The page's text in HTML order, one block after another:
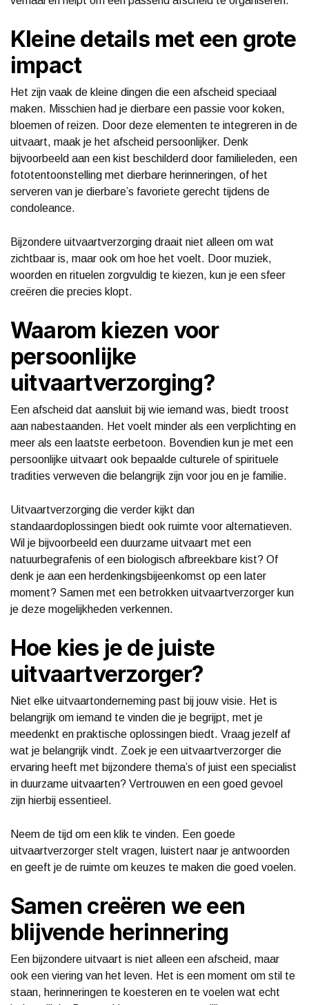
Kleine details met een grote
impact
Het zijn vaak de kleine dingen die een afscheid speciaal
maken. Misschien had je dierbare een passie voor koken,
bloemen of reizen. Door deze elementen te integreren in de
uitvaart, maak je het afscheid persoonlijker. Denk
bijvoorbeeld aan een kist beschilderd door familieleden, een
fototentoonstelling met dierbare herinneringen, of het
serveren van je dierbare’s favoriete gerecht tijdens de
condoleance.
Bijzondere uitvaartverzorging draait niet alleen om wat
zichtbaar is, maar ook om hoe het voelt. Door muziek,
woorden en rituelen zorgvuldig te kiezen, kun je een sfeer
creëren die precies klopt.
Waarom kiezen voor
persoonlijke
uitvaartverzorging?
Een afscheid dat aansluit bij wie iemand was, biedt troost
aan nabestaanden. Het voelt minder als een verplichting en
meer als een laatste eerbetoon. Bovendien kun je met een
persoonlijke uitvaart ook bepaalde culturele of spirituele
tradities verweven die belangrijk zijn voor jou en je familie.
Uitvaartverzorging die verder kijkt dan
standaardoplossingen biedt ook ruimte voor alternatieven.
Wil je bijvoorbeeld een duurzame uitvaart met een
natuurbegrafenis of een biologisch afbreekbare kist? Of
denk je aan een herdenkingsbijeenkomst op een later
moment? Samen met een betrokken uitvaartverzorger kun
je deze mogelijkheden verkennen.
Hoe kies je de juiste
uitvaartverzorger?
Niet elke uitvaartonderneming past bij jouw visie. Het is
belangrijk om iemand te vinden die je begrijpt, met je
meedenkt en praktische oplossingen biedt. Vraag jezelf af
wat je belangrijk vindt. Zoek je een uitvaartverzorger die
ervaring heeft met bijzondere thema’s of juist een specialist
in duurzame uitvaarten? Vertrouwen en een goed gevoel
zijn hierbij essentieel.
Neem de tijd om een klik te vinden. Een goede
uitvaartverzorger stelt vragen, luistert naar je antwoorden
en geeft je de ruimte om keuzes te maken die goed voelen.
Samen creëren we een
blijvende herinnering
Een bijzondere uitvaart is niet alleen een afscheid, maar
ook een viering van het leven. Het is een moment om stil te
staan, herinneringen te koesteren en te voelen wat echt